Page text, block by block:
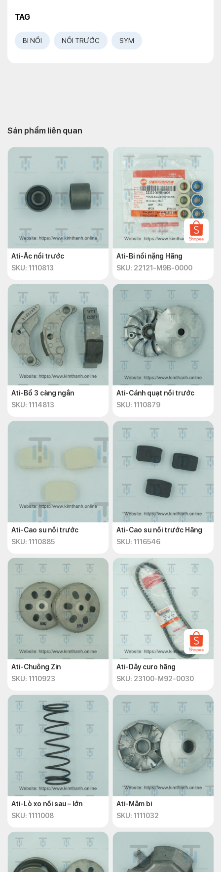
TAG
BI NỒI NỒI TRƯỚC SYM
Sản phẩm liên quan
Ati-Ắc nồi trước
SKU: 1110813
Ati-Bi nồi nặng Hãng
SKU: 22121-M9B-0000
Ati-Bố 3 càng ngắn
SKU: 1114813
Ati-Cánh quạt nồi trước
SKU: 1110879
Ati-Cao su nồi trước
SKU: 1110885
Ati-Cao su nồi trước Hãng
SKU: 1116546
Ati-Chuông Zin
SKU: 1110923
Ati-Dây curo hãng
SKU: 23100-M92-0030
Ati-Lò xo nồi sau – lớn
SKU: 1111008
Ati-Mâm bi
SKU: 1111032